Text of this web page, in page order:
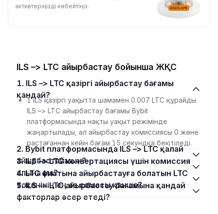
активтеріңізді көбейтіңіз.
ILS –> LTC айырбастау бойынша ЖҚС
1. ILS –> LTC қазіргі айырбастау бағамы
қандай?
1 ILS қазіргі уақытта шамамен 0.007 LTC құрайды.
ILS –> LTC айырбастау бағамы Bybit
платформасында нақты уақыт режімінде
жаңартылады, ал айырбастау комиссиясы 0 және
растағаннан кейін бағам 15 секундқа бекітіледі.
2. Bybit платформасында ILS –> LTC қалай
айырбастаймын?
3. ILS –> LTC конвертациясы үшін комиссия
алына ма?
4. LTC фиатына айырбастауға болатын LTC
токенінің ең аз сомасы қанша?
5. ILS –> LTC айырбастау бағамына қандай
факторлар әсер етеді?